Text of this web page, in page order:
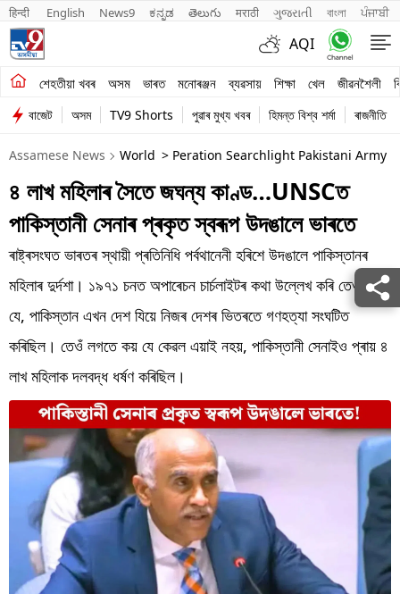
हिन्दी English News9 ಕನ್ನಡ తెలుగు मराठी ગુજરાતી বাংলা ਪੰਜਾਬੀ
AQI
শেহতীয়া খবৰ অসম ভাৰত মনোৰঞ্জন ব্যৱসায় শিক্ষা খেল জীৱনশৈলী
শেহতীয়া খবৰ
অসম
ভাৰত
মনোৰঞ্জন
ব্যৱসায়
শিক্ষা
খেল
জীৱনশৈলী
বিশ্ব
প্ৰযুক্তি
Videos
বাজেট অসম TV9 Shorts পুৱাৰ মুখ্য খবৰ হিমন্ত বিশ্ব শৰ্মা ৰাজনীতি
Assamese News World > Peration Searchlight Pakistani Army
৪ লাখ মহিলাৰ সৈতে জঘন্য কাণ্ড…UNSCত
পাকিস্তানী সেনাৰ প্ৰকৃত স্বৰূপ উদঙালে ভাৰতে
ৰাষ্ট্ৰসংঘত ভাৰতৰ স্থায়ী প্ৰতিনিধি পৰ্বথানেনী হৰিশে উদঙালে পাকিস্তানৰ
মহিলাৰ দুৰ্দশা। ১৯৭১ চনত অপাৰেচন চাৰ্চলাইটৰ কথা উল্লেখ কৰি তেওঁ কয়
যে, পাকিস্তান এখন দেশ যিয়ে নিজৰ দেশৰ ভিতৰতে গণহত্যা সংঘটিত
কৰিছিল। তেওঁ লগতে কয় যে কেৱল এয়াই নহয়, পাকিস্তানী সেনাইও প্ৰায় ৪
লাখ মহিলাক দলবদ্ধ ধৰ্ষণ কৰিছিল।